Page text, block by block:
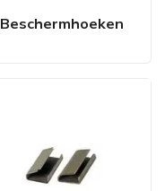
Beschermhoeken